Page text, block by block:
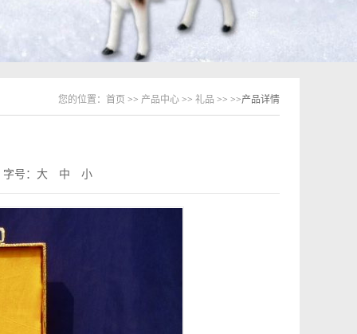
您的位置： 首页 >> 产品中心 >> 礼品 >> >>产品详情
字号： 大 中 小